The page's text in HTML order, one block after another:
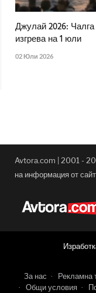
Джулай 2026:
изгрева на 1 юли
02 Юли 2026
Avtora.com | 2001 -
на информация от
За нас Рекламна
Общи условия